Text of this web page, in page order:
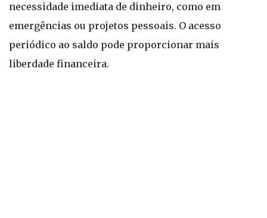
necessidade imediata de dinheiro, como em
emergências ou projetos pessoais. O acesso
periódico ao saldo pode proporcionar mais
liberdade financeira.